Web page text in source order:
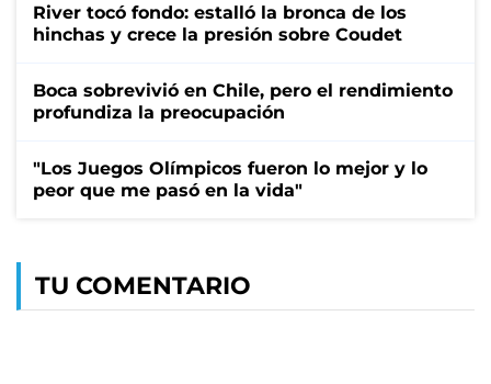
River tocó fondo: estalló la bronca de los
hinchas y crece la presión sobre Coudet
Boca sobrevivió en Chile, pero el rendimiento
profundiza la preocupación
"Los Juegos Olímpicos fueron lo mejor y lo
peor que me pasó en la vida"
TU COMENTARIO